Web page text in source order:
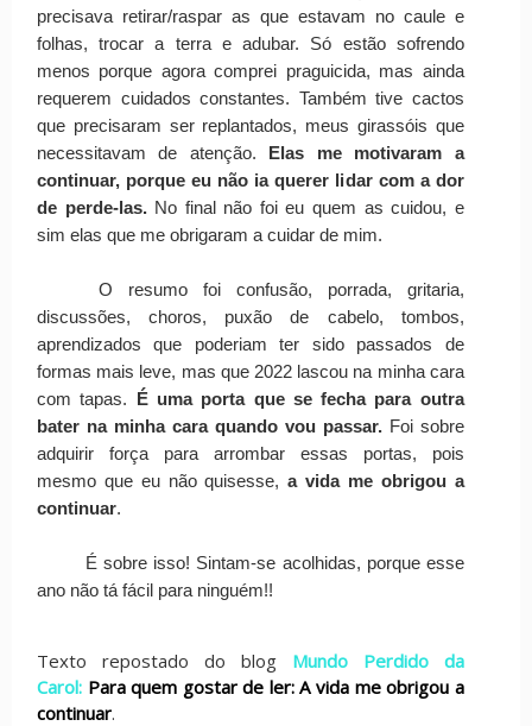
precisava retirar/raspar as que estavam no caule e
folhas, trocar a terra e adubar. Só estão sofrendo
menos porque agora comprei praguicida, mas ainda
requerem cuidados constantes. Também tive cactos
que precisaram ser replantados, meus girassóis que
necessitavam de atenção. Elas me motivaram a
continuar, porque eu não ia querer lidar com a dor
de perde-las.No final não foi eu quem as cuidou, e
sim elas que me obrigaram a cuidar de mim.
O resumo foi confusão, porrada, gritaria,
discussões, choros, puxão de cabelo, tombos,
aprendizados que poderiam ter sido passados de
formas mais leve, mas que 2022 lascou na minha cara
com tapas. É uma porta que se fecha para outra
bater na minha cara quando vou passar.Foi sobre
adquirir força para arrombar essas portas, pois
mesmo que eu não quisesse,a vida me obrigou a
continuar.
É sobre isso! Sintam-se acolhidas, porque esse
ano não tá fácil para ninguém!!
Texto repostado do blog Mundo Perdido da
Carol: Para quem gostar de ler: A vida me obrigou a
continuar.